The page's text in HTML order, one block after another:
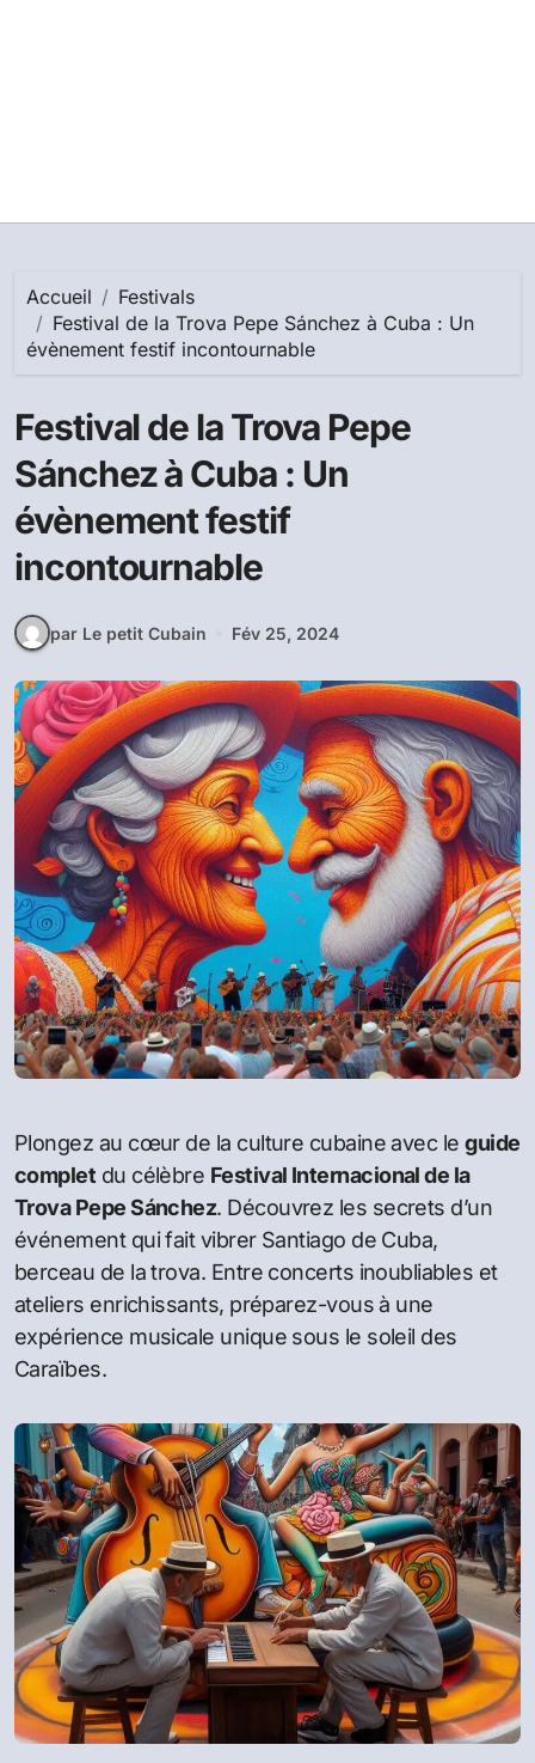
Accueil
Festivals
Festival de la Trova Pepe Sánchez à Cuba : Un
évènement festif incontournable
Festival de la Trova Pepe
Sánchez à Cuba : Un
évènement festif
incontournable
par Le petit Cubain Fév 25, 2024
Plongez au cœur de la culture cubaine avec leguide
completdu célèbre Festival Internacional de la
Trova Pepe Sánchez. Découvrez les secrets d’un
événement qui fait vibrer Santiago de Cuba,
berceau de la trova. Entre concerts inoubliables et
ateliers enrichissants, préparez-vous à une
expérience musicale unique sous le soleil des
Caraïbes.